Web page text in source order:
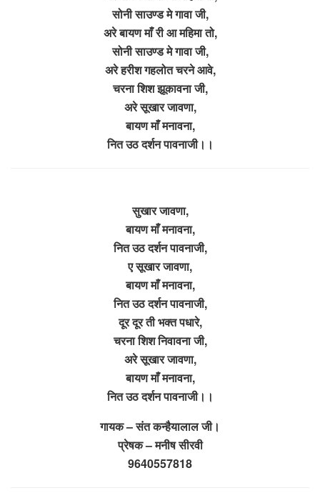
सोनी साउण्ड मे गावा जी,
अरे बायण माँ री आ महिमा तो,
सोनी साउण्ड मे गावा जी,
अरे हरीश गहलोत चरने आवे,
चरना शिश झूकावना जी,
अरे सूखार जावणा,
बायण माँ मनावना,
नित उठ दर्शन पावनाजी।।
सुखार जावणा,
बायण माँ मनावना,
नित उठ दर्शन पावनाजी,
ए सूखार जावणा,
बायण माँ मनावना,
नित उठ दर्शन पावनाजी,
दूर दूर ती भक्त पधारे,
चरना शिश निवावना जी,
अरे सूखार जावणा,
बायण माँ मनावना,
नित उठ दर्शन पावनाजी।।
गायक – संत कन्हैयालाल जी।
प्रेषक – मनीष सीरवी
9640557818